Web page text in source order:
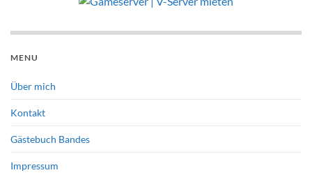
MENU
Über mich
Kontakt
Gästebuch Bandes
Impressum